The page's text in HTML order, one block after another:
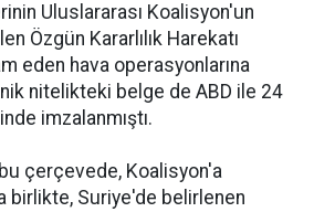
Uluslararası Koalisyon'un
Özgün Kararlılık Harekatı
eden hava operasyonlarına
nitelikteki belge de ABD ile 24
imzalanmıştı.
çerçevede, Koalisyon'a
birlikte, Suriye'de belirlenen